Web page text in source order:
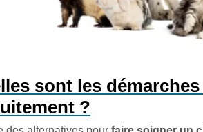
sont les
?